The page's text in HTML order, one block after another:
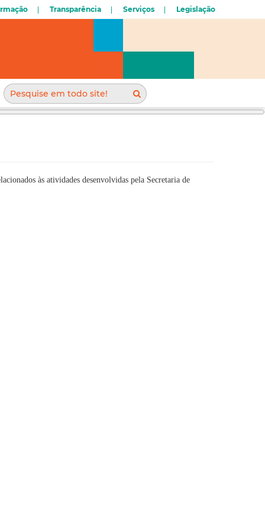
Transparência Serviços Legislação
às atividades desenvolvidas pela Secretaria de